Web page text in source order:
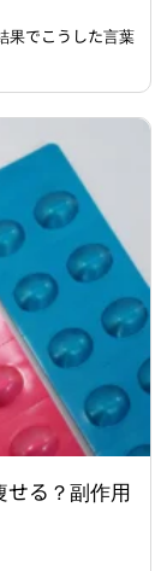
果でこうした言葉
せる？副作用